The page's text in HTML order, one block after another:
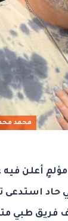
محمد
أعلن فيه
حاد استدعى
فريق